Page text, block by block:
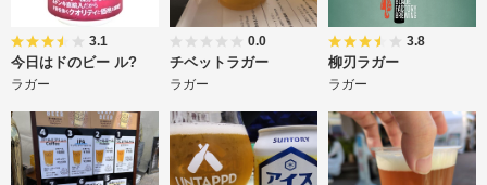
3.1
今日はドのビー ル?
ラガー
0.0
チベットラガー
ラガー
3.8
柳刃ラガー
ラガー